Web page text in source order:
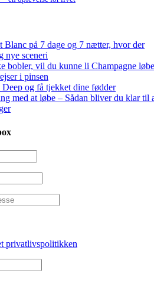
på 7 dage og 7 nætter, hvor der
nye sceneri
bobler, vil du kunne li Champagne
i pinsen
og få tjekket dine fødder
med at løbe – Sådan bliver du klar til
privatlivspolitikken